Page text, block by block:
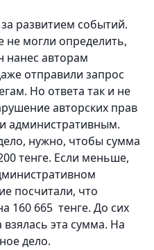
развитием событий.
не могли определить,
нанес авторам
отправили запрос
Но ответа так и не
авторских прав
административным.
нужно, чтобы сумма
тенге. Если меньше,
посчитали, что
160 665 тенге. До сих
эта сумма. На
дело.